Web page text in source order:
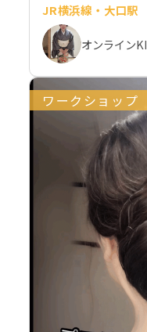
JR横浜線・大口駅
オンライン
ワークショップ